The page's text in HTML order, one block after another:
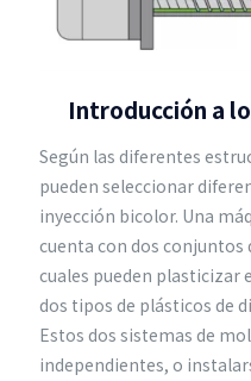
Introducción a
Según las diferentes
pueden seleccionar
inyección bicolor. Una
cuenta con dos conjuntos
cuales pueden plasticizar
dos tipos de plásticos de
Estos dos sistemas de
independientes, o